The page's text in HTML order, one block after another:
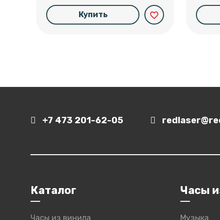
Купить favorite_border
+7 473 201-62-05
Каталог
Часы из винила
Часы
Музыка